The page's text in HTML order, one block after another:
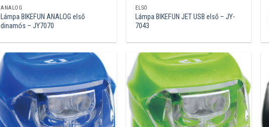
ANALOG
Lámpa BIKEFUN ANALOG első
dinamós – JY7070
ELSŐ
Lámpa BIKEFUN JET USB első – JY-
7043